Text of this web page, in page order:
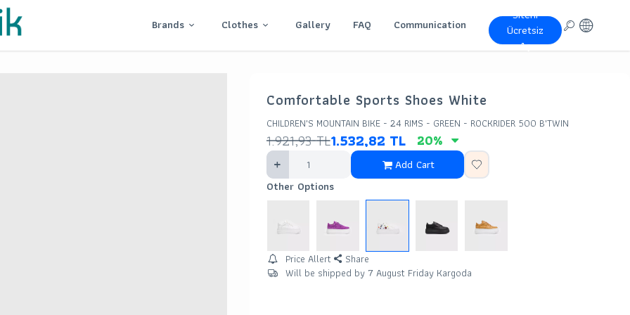
Brands Clothes Gallery FAQ Communication
Siteni
Ücretsiz
Aç
Comfortable Sports Shoes White
CHILDREN'S MOUNTAIN BIKE - 24 RIMS - GREEN - ROCKRIDER 500 B'TWIN
1.921,93TL1.532,82 TL 20%
Add Cart
Other Options
Price Allert
Share
Will be shipped by 7 August Friday Kargoda